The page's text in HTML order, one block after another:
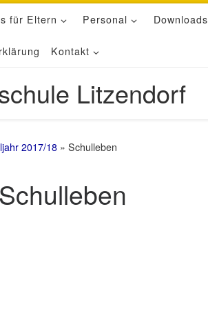
für Eltern Personal Downloads
Kontakt
Litzendorf
2017/18 » Schulleben
Schulleben